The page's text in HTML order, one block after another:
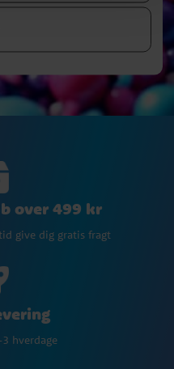
over 499 kr
give dig gratis fragt
hverdage